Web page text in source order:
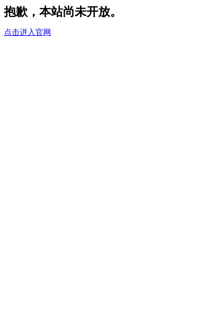
抱歉，本站尚未开放。
点击进入官网